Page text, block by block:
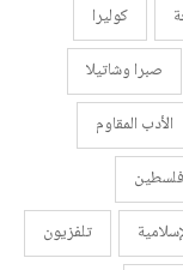
كوليرا
صبرا وشاتيلا
الأدب المقاوم
فلسطين
تلفزيون